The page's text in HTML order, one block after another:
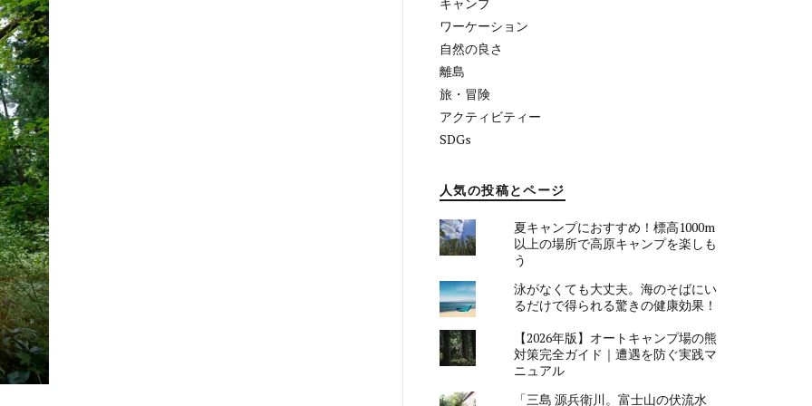
ワーケーション
自然の良さ
離島
旅・冒険
アクティビティー
SDGs
人気の投稿とページ
夏キャンプにおすすめ！標高1000m
以上の場所で高原キャンプを楽しも
う
泳がなくても大丈夫。海のそばにい
るだけで得られる驚きの健康効果！
【2026年版】オートキャンプ場の熊
対策完全ガイド｜遭遇を防ぐ実践マ
ニュアル
「三島 源兵衛川。富士山の伏流水